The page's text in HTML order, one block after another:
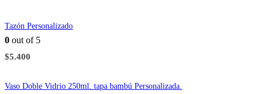
Tazón Personalizado
0 out of 5
$5.400
Vaso Doble Vidrio 250ml. tapa bambú Personalizada.